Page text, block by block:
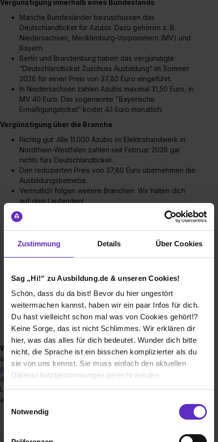
Zustimmung Details Über Cookies
Sag „Hi!“ zu Ausbildung.de & unseren Cookies!
Schön, dass du da bist! Bevor du hier ungestört
weitermachen kannst, haben wir ein paar Infos für dich.
Du hast vielleicht schon mal was von Cookies gehört!?
Keine Sorge, das ist nicht Schlimmes. Wir erklären dir
hier, was das alles für dich bedeutet. Wunder dich bitte
nicht, die Sprache ist ein bisschen komplizierter als du
sie von uns kennst. Sie muss einfach den aktuellen
Datenschutzbestimmungen gerecht werden.
Notwendig
Vergünstigung innerhalb eines Bundeslands
Manche Bundesländer bezuschussen das
Deutschlandticket für Azubis. Dazu gehören z. B.
Niedersachsen, Mecklenburg-Vorpommern (MV) und
Bayern.
Berlin und Brandenburg haben das vergünstigte
“Deutschlandticket Zuschuss Ausbildung” im Sommer
2026 für einen Preis von 37,80 Euro eingeführt.
In Niedersachsen zahlen Azubis maximal 31,50 Euro, in
MV 40 Euro. Das sogenannte "Bayerische
Ermäßigungsticket” kostet 43 Euro monatlich.
Vergünstigung über die Branche
Richtig gut: Alle 11.000 Azubis im Elektrohandwerk in
Nordrhein-Westfalen zahlen seit Februar 2026 gar
nichts fürs Deutschlandticket.
Den reduzierten Preis von 37,80 Euro übernehmen die
Ausbildungsbetriebe.
Vermutlich folgen weitere Branchen. Wir halten dich
auf dem Laufenden!
Steuererklärung
Schon gewusst? Wenn du Lohnsteuer gezahlt hast,
dann unter bestimmten Umständen auch deine
Fahrtkosten anrechnen lassen. Mehr dazu erfährst du
Ratgeber zur Steuererklärung für
Azubis.
Wichtig zu wissen: Wenn du während deiner Ausbildung
an einem anderen Ort arbeiten musst, der nicht im
Ausbildungsvertragals Ausbildungsort angegeben ist, muss
deine Firma dir die Fahrkosten erstatten. Das gilt genauso für
Lehrgänge, Schulungen und andere Fortbildungen
außerhalb deines Ausbildungsbetriebs.